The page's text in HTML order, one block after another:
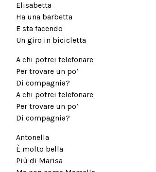
Elisabetta
Ha una barbetta
E sta facendo
Un giro in bicicletta
A chi potrei telefonare
Per trovare un po’
Di compagnia?
A chi potrei telefonare
Per trovare un po’
Di compagnia?
Antonella
È molto bella
Più di Marisa